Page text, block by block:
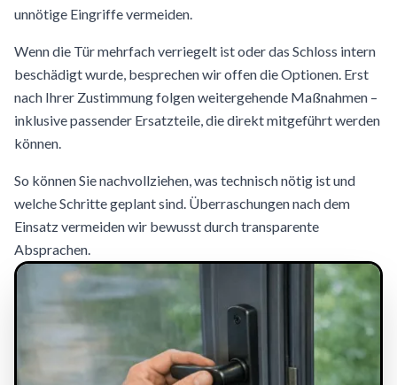
unnötige Eingriffe vermeiden.
Wenn die Tür mehrfach verriegelt ist oder das Schloss intern
beschädigt wurde, besprechen wir offen die Optionen. Erst
nach Ihrer Zustimmung folgen weitergehende Maßnahmen –
inklusive passender Ersatzteile, die direkt mitgeführt werden
können.
So können Sie nachvollziehen, was technisch nötig ist und
welche Schritte geplant sind. Überraschungen nach dem
Einsatz vermeiden wir bewusst durch transparente
Absprachen.